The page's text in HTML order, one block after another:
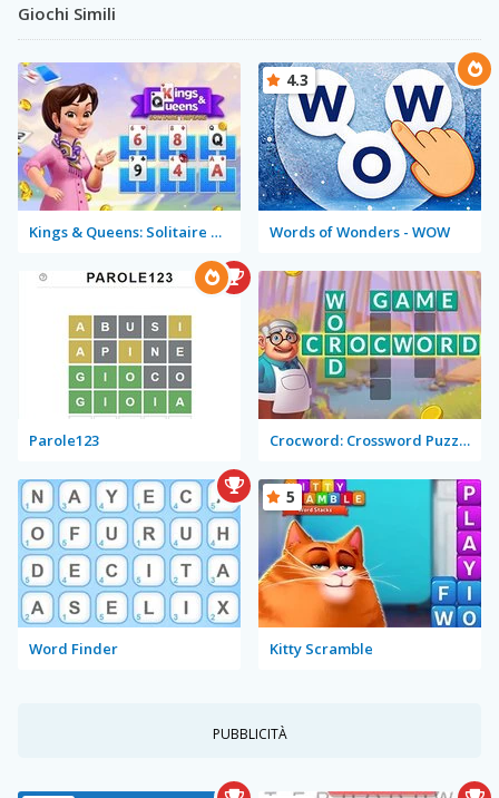
Giochi Simili
Kings & Queens: Solitaire Tripeaks Words of Wonders - WOW
4.3
Parole123 Crocword: Crossword Puzzle Game
Word Finder Kitty Scramble
5
PUBBLICITÀ